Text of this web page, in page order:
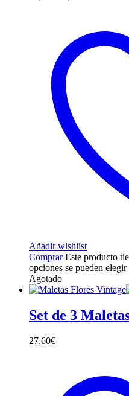
Añadir wishlist
Comprar Este producto
opciones se pueden
Agotado
Set de 3
27,60€